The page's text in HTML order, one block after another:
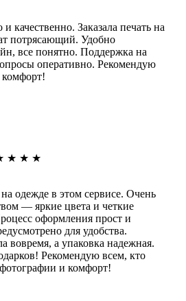
и качественно. Заказала печать на
потрясающий. Удобно
все понятно. Поддержка на
оперативно. Рекомендую
комфорт!
★ ★ ★
на одежде в этом сервисе. Очень
— яркие цвета и четкие
оформления прост и
для удобства.
вовремя, а упаковка надежная.
Рекомендую всем, кто
и комфорт!